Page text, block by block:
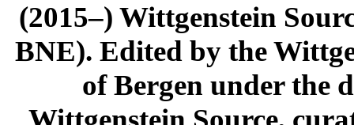
(2015–) Wittgenstein
BNE). Edited by the
of Bergen under the